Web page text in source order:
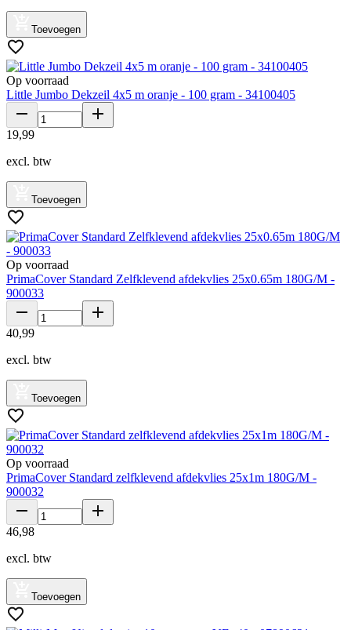
Toevoegen
Op voorraad
Little Jumbo Dekzeil 4x5 m oranje - 100 gram - 34100405
19,99
excl. btw
Toevoegen
Op voorraad
PrimaCover Standard Zelfklevend afdekvlies 25x0.65m 180G/M -
900033
40,99
excl. btw
Toevoegen
Op voorraad
PrimaCover Standard zelfklevend afdekvlies 25x1m 180G/M -
900032
46,98
excl. btw
Toevoegen